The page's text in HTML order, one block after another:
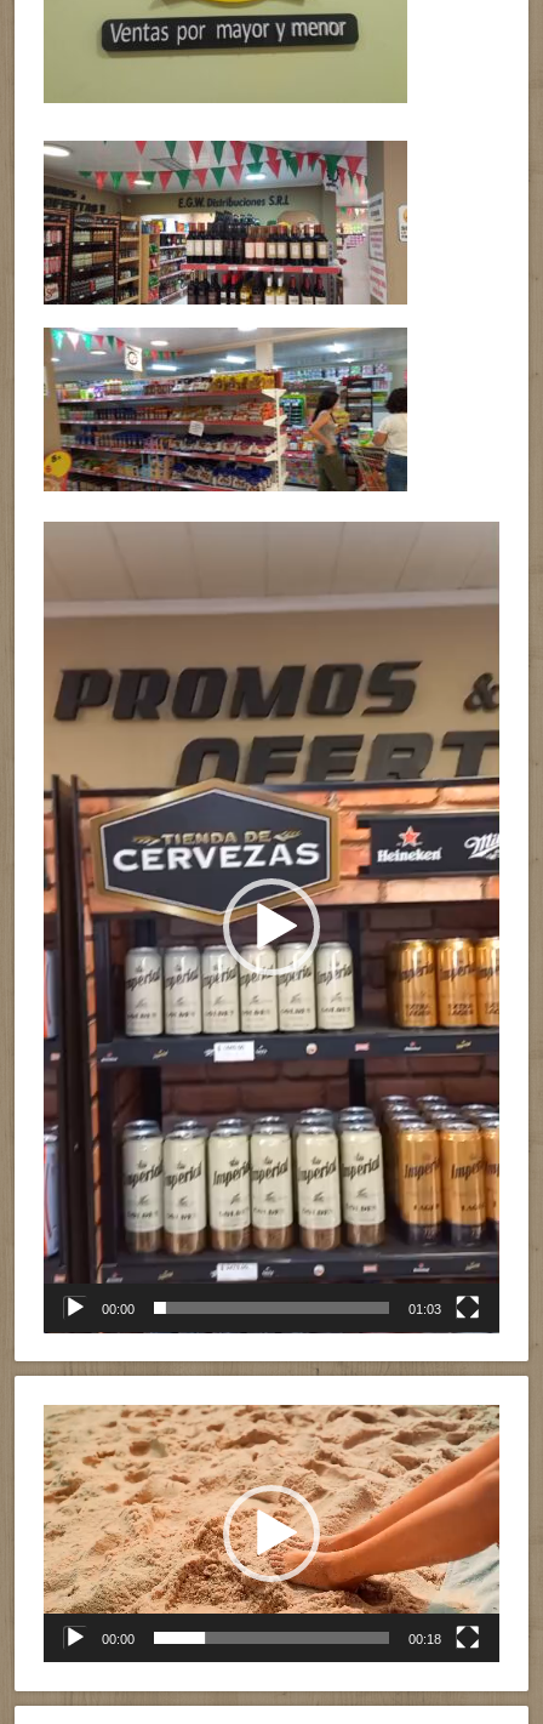
00:00 01:03
Reproductor
de
vídeo
00:00 00:18